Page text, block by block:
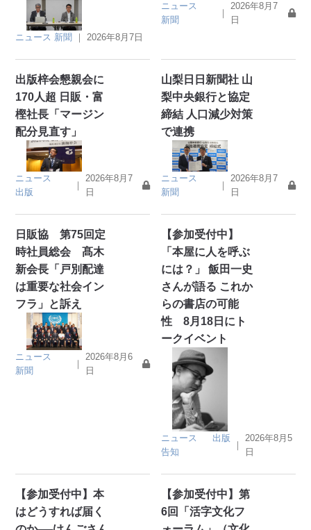
ニュース 新聞 ｜2026年8月7日
ニュース
新聞
｜
2026年8月7
日
出版梓会懇親会に
170人超 日販・富
樫社長「マージン
配分見直す」
ニュース
出版
｜
2026年8月7
日
山梨日日新聞社 山
梨中央銀行と協定
締結 人口減少対策
で連携
ニュース
新聞
｜
2026年8月7
日
日販協 第75回定
時社員総会 髙木
新会長「戸別配達
は重要な社会イン
フラ」と訴え
ニュース
新聞
｜
2026年8月6
日
【参加受付中】
「本屋に人を呼ぶ
には？」 飯田一史
さんが語る これか
らの書店の可能
性 8月18日にト
ークイベント
ニュース
出版
告知
｜
2026年8月5
日
【参加受付中】本
はどうすれば届く
【参加受付中】第
6回「活字文化フ